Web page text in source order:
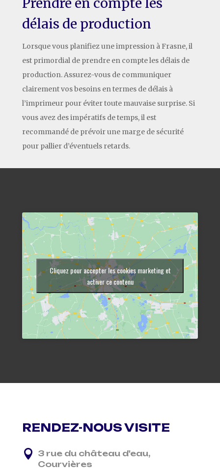
délais de production
Lorsque vous planifiez une impression à Frasne, il
est primordial de prendre en compte les délais de
production. Assurez-vous de communiquer
clairement vos besoins en termes de délais à
l’imprimeur pour éviter toute mauvaise surprise. Si
vous avez des impératifs de temps, il est
recommandé de prévoir une marge de sécurité
pour pallier d’éventuels retards.
Cliquez pour accepter les cookies marketing et
activer ce contenu
RENDEZ-NOUS VISITE
 3 rue du château d'eau,
Courvières